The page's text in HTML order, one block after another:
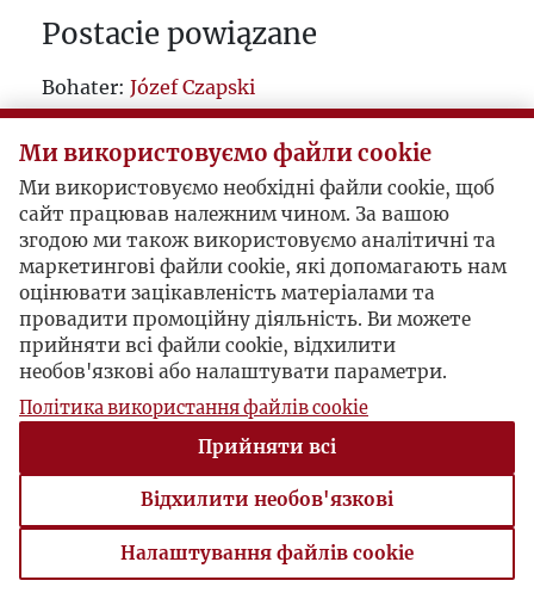
Postacie powiązane
Bohater: Józef Czapski
Ми використовуємо файли cookie
Ми використовуємо необхідні файли cookie, щоб
сайт працював належним чином. За вашою
згодою ми також використовуємо аналітичні та
маркетингові файли cookie, які допомагають нам
оцінювати зацікавленість матеріалами та
провадити промоційну діяльність. Ви можете
прийняти всі файли cookie, відхилити
необов'язкові або налаштувати параметри.
Політика використання файлів cookie
Прийняти всі
Відхилити необов'язкові
Налаштування файлів cookie
Налаштування файлів cookie